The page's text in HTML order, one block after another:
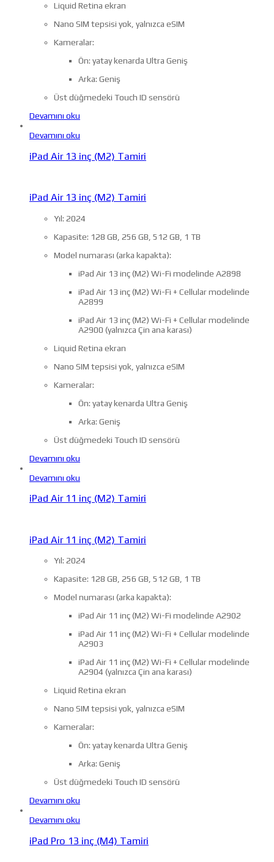
Liquid Retina ekran
Nano SIM tepsisi yok, yalnızca eSIM
Kameralar:
Ön: yatay kenarda Ultra Geniş
Arka: Geniş
Üst düğmedeki Touch ID sensörü
Devamını oku
Devamını oku
iPad Air 13 inç (M2) Tamiri
iPad Air 13 inç (M2) Tamiri
Yıl: 2024
Kapasite: 128 GB, 256 GB, 512 GB, 1 TB
Model numarası (arka kapakta):
iPad Air 13 inç (M2) Wi-Fi modelinde A2898
iPad Air 13 inç (M2) Wi-Fi + Cellular modelinde
A2899
iPad Air 13 inç (M2) Wi-Fi + Cellular modelinde
A2900 (yalnızca Çin ana karası)
Liquid Retina ekran
Nano SIM tepsisi yok, yalnızca eSIM
Kameralar:
Ön: yatay kenarda Ultra Geniş
Arka: Geniş
Üst düğmedeki Touch ID sensörü
Devamını oku
Devamını oku
iPad Air 11 inç (M2) Tamiri
iPad Air 11 inç (M2) Tamiri
Yıl: 2024
Kapasite: 128 GB, 256 GB, 512 GB, 1 TB
Model numarası (arka kapakta):
iPad Air 11 inç (M2) Wi-Fi modelinde A2902
iPad Air 11 inç (M2) Wi-Fi + Cellular modelinde
A2903
iPad Air 11 inç (M2) Wi-Fi + Cellular modelinde
A2904 (yalnızca Çin ana karası)
Liquid Retina ekran
Nano SIM tepsisi yok, yalnızca eSIM
Kameralar:
Ön: yatay kenarda Ultra Geniş
Arka: Geniş
Üst düğmedeki Touch ID sensörü
Devamını oku
Devamını oku
iPad Pro 13 inç (M4) Tamiri